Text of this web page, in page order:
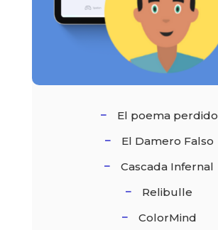
El poema perdido
El Damero Falso
Cascada Infernal
Relibulle
ColorMind